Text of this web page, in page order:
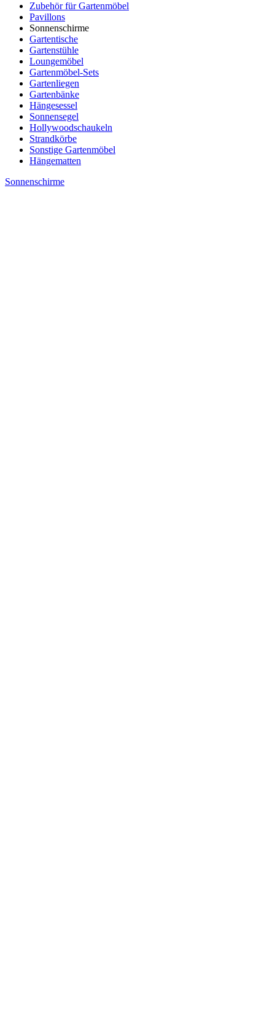
Zubehör für Gartenmöbel
Pavillons
Sonnenschirme
Gartentische
Gartenstühle
Loungemöbel
Gartenmöbel-Sets
Gartenliegen
Gartenbänke
Hängesessel
Sonnensegel
Hollywoodschaukeln
Strandkörbe
Sonstige Gartenmöbel
Hängematten
Sonnenschirme